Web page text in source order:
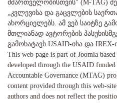
მმართველობისთვის" (M-TAG)
„კვლევისა და გაცვლების
ახორციელებს. ამ ვებ საიტზე
მთლიანად ავტორების
გამოხატავს USAID-ისა და IREX-
This web page is part of Joomla
developed through the USAID
Accountable Governance (MTAG)
content provided through this web-
authors and does not reflect the